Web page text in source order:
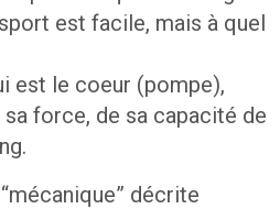
est facile, mais à quel
est le coeur (pompe),
sa force, de sa capacité de
décrite